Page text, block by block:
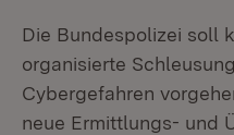
Die Bundespolizei soll
organisierte
Cybergefahren
neue Ermittlungs- und